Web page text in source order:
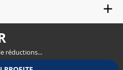
réductions...